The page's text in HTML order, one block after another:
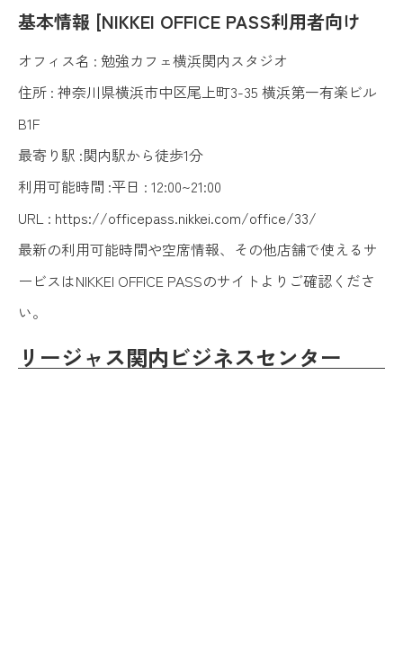
基本情報 [NIKKEI OFFICE PASS利用者向け
オフィス名 : 勉強カフェ横浜関内スタジオ
住所 : 神奈川県横浜市中区尾上町3-35 横浜第一有楽ビル
B1F
最寄り駅 :関内駅から徒歩1分
利用可能時間 :平日 : 12:00~21:00
URL : https://officepass.nikkei.com/office/33/
最新の利用可能時間や空席情報、その他店舗で使えるサ
ービスはNIKKEI OFFICE PASSのサイトよりご確認くださ
い。
リージャス関内ビジネスセンター